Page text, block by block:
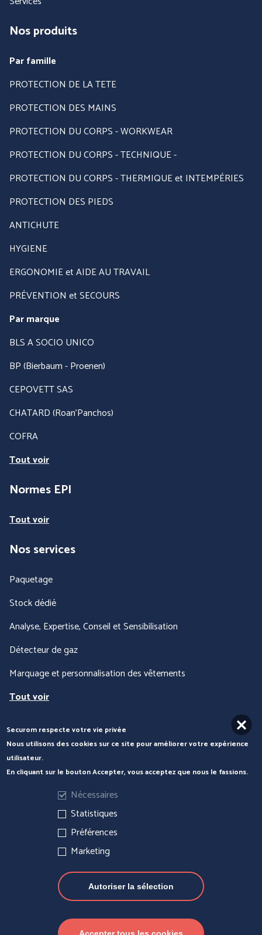
Nos produits
Par famille
PROTECTION DE LA TETE
PROTECTION DES MAINS
PROTECTION DU CORPS - WORKWEAR
PROTECTION DU CORPS - TECHNIQUE -
PROTECTION DU CORPS - THERMIQUE et INTEMPÉRIES
PROTECTION DES PIEDS
ANTICHUTE
HYGIENE
ERGONOMIE et AIDE AU TRAVAIL
PRÉVENTION et SECOURS
Par marque
BLS A SOCIO UNICO
BP (Bierbaum - Proenen)
CEPOVETT SAS
CHATARD (Roan'Panchos)
COFRA
Tout voir
Normes EPI
Tout voir
Nos services
Paquetage
Stock dédié
Analyse, Expertise, Conseil et Sensibilisation
Détecteur de gaz
Marquage et personnalisation des vêtements
Tout voir
Nous contacter
Actualités
Gérer les cookies
Securom respecte votre vie privée
Nous utilisons des cookies sur ce site pour améliorer votre expérience
utilisateur.
En cliquant sur le bouton Accepter, vous acceptez que nous le fassions.
Nécessaires
Statistiques
Préférences
Marketing
Autoriser la sélection